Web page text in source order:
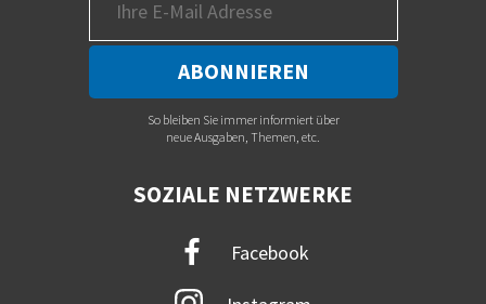
So bleiben Sie immer informiert über
neue Ausgaben, Themen, etc.
SOZIALE NETZWERKE
Facebook